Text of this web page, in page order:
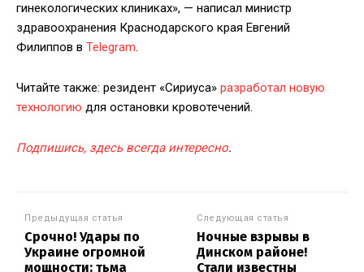
гинекологических клиниках», — написал министр
здравоохранения Краснодарского края Евгений
Филиппов в Telegram.
Читайте также: резидент «Сириуса» разработал новую
технологию для остановки кровотечений.
Подпишись, здесь всегда интересно.
Предыдущая статья
Срочно! Удары по
Украине огромной
мощности: тьма
Следующая статья
Ночные взрывы в
Динском районе!
Стали известны